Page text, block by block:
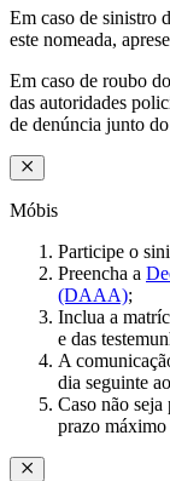
Em caso de sinistro
este nomeada,
Em caso de roubo
das autoridades
de denúncia junto
Móbis
Participe o
Preencha a
(DAAA);
Inclua a
e das
A
dia seguinte
Caso não
prazo máximo